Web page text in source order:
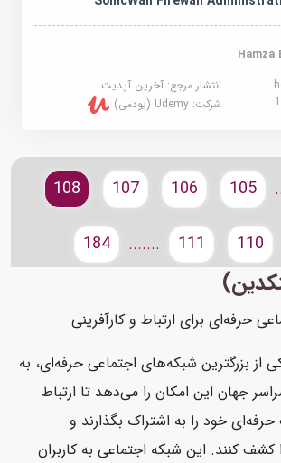
انتشار مرجع:آخرین آپدیت
شرکت:Udemy (یودمی)
105
106
107
108
110
111
.......
184
حرفه‌ای برای ارتباط و کارآفرینی
از بزرگترین شبکه‌های اجتماعی حرفه‌ای، به
جهان این امکان را می‌دهد تا ارتباط
حرفه‌ای خود را به اشتراک بگذارند و
کنند. این شبکه اجتماعی به کاربران